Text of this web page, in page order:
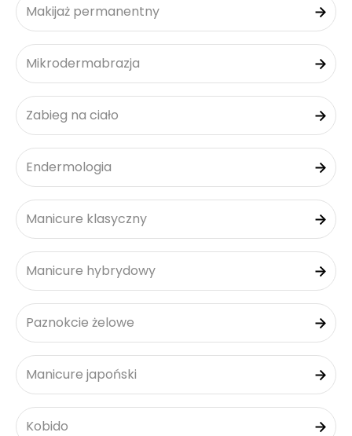
Makijaż permanentny
Mikrodermabrazja
Zabieg na ciało
Endermologia
Manicure klasyczny
Manicure hybrydowy
Paznokcie żelowe
Manicure japoński
Kobido